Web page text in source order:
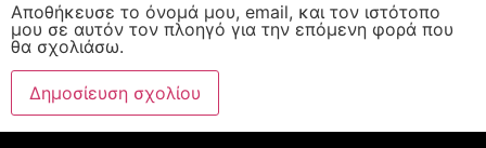
Αποθήκευσε το όνομά μου, email, και τον ιστότοπο
μου σε αυτόν τον πλοηγό για την επόμενη φορά που
θα σχολιάσω.